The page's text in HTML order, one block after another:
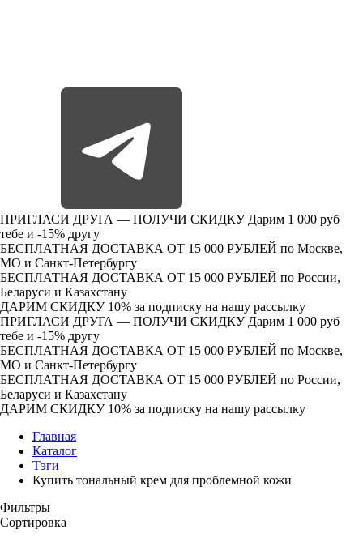
ПРИГЛАСИ ДРУГА — ПОЛУЧИ СКИДКУ Дарим 1 000 руб
тебе и -15% другу
БЕСПЛАТНАЯ ДОСТАВКА ОТ 15 000 РУБЛЕЙ по Москве,
МО и Санкт-Петербургу
БЕСПЛАТНАЯ ДОСТАВКА ОТ 15 000 РУБЛЕЙ по России,
Беларуси и Казахстану
ДАРИМ СКИДКУ 10% за подписку на нашу рассылку
ПРИГЛАСИ ДРУГА — ПОЛУЧИ СКИДКУ Дарим 1 000 руб
тебе и -15% другу
БЕСПЛАТНАЯ ДОСТАВКА ОТ 15 000 РУБЛЕЙ по Москве,
МО и Санкт-Петербургу
БЕСПЛАТНАЯ ДОСТАВКА ОТ 15 000 РУБЛЕЙ по России,
Беларуси и Казахстану
ДАРИМ СКИДКУ 10% за подписку на нашу рассылку
Главная
Каталог
Тэги
Купить тональный крем для проблемной кожи
Фильтры
Сортировка